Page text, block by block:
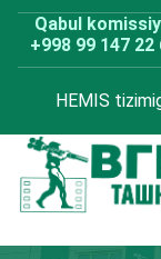
Skip
content
Qabul
+998 99 147 22
HEMIS